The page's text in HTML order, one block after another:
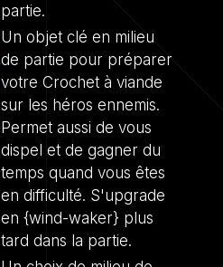
partie.
Un objet clé en milieu
de partie pour préparer
votre Crochet à viande
sur les héros ennemis.
Permet aussi de vous
dispel et de gagner du
temps quand vous êtes
en difficulté. S'upgrade
en {wind-waker} plus
tard dans la partie.